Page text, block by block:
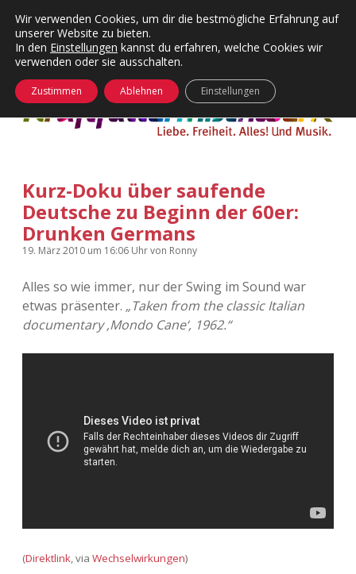
Kategorien
Menü
24 Hours Chilling
Die Wende
KFMW-Disco
kfmw.stuff
Nur mal so
Wandnotizen
KFMW-Disco
Dates
Contact
Adventskalender
Adventskalender 2011
Adventskalender 2014
Adventskalender 2015
Adventskalender 2017
öffnen
Kurz-Doku über saufende
Deutsche zu Beginn der 60er:
Drunken Germans
19. März 2010 um 16:06 Uhrvon Ronny
Alles so wie immer, nur der Swing im Sound war
etwas präsenter. „Taken from the classic Italian
documentary ‚Mondo Cane‘, 1962.“
(Direktlink, via Wechselwirkungen)
Wir verwenden Cookies, um dir die bestmögliche Erfahrung auf
unserer Website zu bieten.
In den Einstellungen kannst du erfahren, welche Cookies wir
verwenden oder sie ausschalten.
Zustimmen Ablehnen Einstellungen